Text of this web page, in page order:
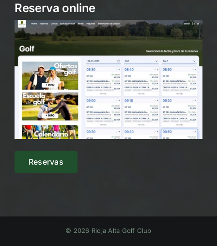
Reserva online
Reservas
© 2026 Rioja Alta Golf Club